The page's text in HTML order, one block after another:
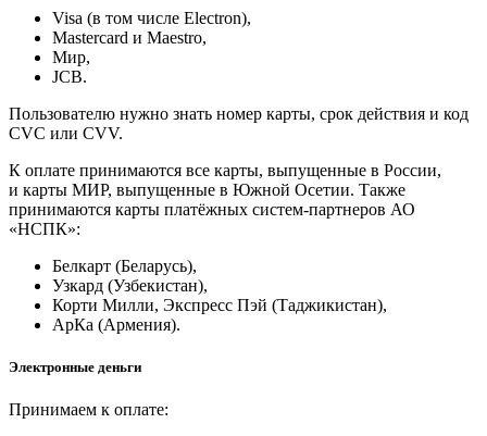
Visa (в том числе Electron),
Masterсard и Maestro,
Мир,
JCB.
Пользователю нужно знать номер карты, срок действия и код
CVC или CVV.
К оплате принимаются все карты, выпущенные в России,
и карты МИР, выпущенные в Южной Осетии. Также
принимаются карты платёжных систем-партнеров АО
«НСПК»:
Белкарт (Беларусь),
Узкард (Узбекистан),
Корти Милли, Экспресс Пэй (Таджикистан),
АрКа (Армения).
Электронные деньги
Принимаем к оплате: